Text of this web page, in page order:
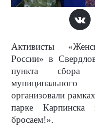
Активисты
России» в
пункта сбора
организовали
парке
бросаем!».